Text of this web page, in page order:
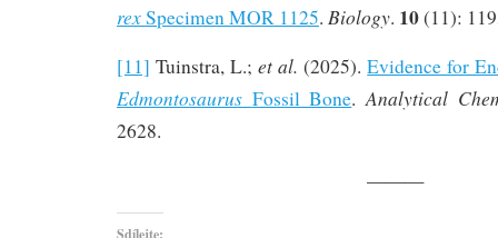
rexSpecimen MOR 1125. Biology. 10(11):
[11] Tuinstra, L.;et al. (2025).Evidence for
Edmontosaurus Fossil Bone.Analytical
2628.
———
Sdílejte: